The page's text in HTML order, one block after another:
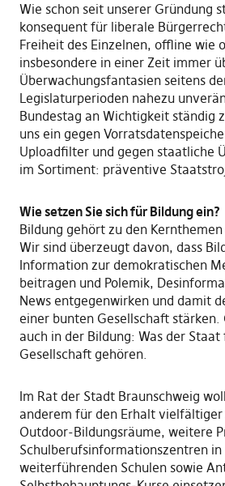
Wie schon seit unserer Gründung
konsequent für liberale
Freiheit des Einzelnen, offline wie
insbesondere in einer Zeit immer
Überwachungsfantasien seitens
Legislaturperioden nahezu
Bundestag an Wichtigkeit ständig
uns ein gegen
Uploadfilter und gegen staatliche
im Sortiment: präventive
Wie setzen Sie sich für Bildung ein?
Bildung gehört zu den
Wir sind überzeugt davon, dass
Information zur demokratischen
beitragen und Polemik,
News entgegenwirken und damit
einer bunten Gesellschaft
auch in der Bildung: Was der
Gesellschaft gehören.
Im Rat der Stadt Braunschweig
anderem für den Erhalt
Outdoor-Bildungsräume, weitere
Schulberufsinformationszentren in
weiterführenden Schulen sowie